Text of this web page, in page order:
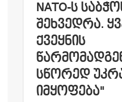
NATO-Ს
ᲨᲔᲮᲕᲔᲓᲠᲐ.
ᲥᲕᲔᲧᲜᲘᲡ
ᲡᲬᲝᲠᲔᲓ
ᲘᲛᲧᲝᲤᲔᲑᲐ"